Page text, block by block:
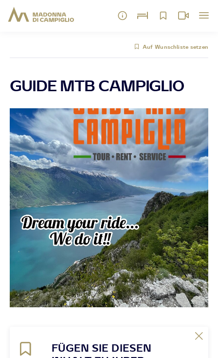
Auf Wunschliste setzen
GUIDE MTB CAMPIGLIO
FÜGEN SIE DIESEN